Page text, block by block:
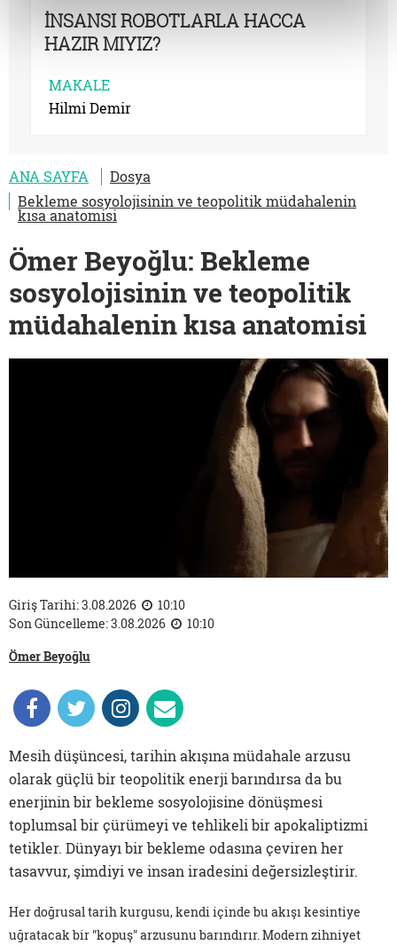
İNSANSI ROBOTLARLA HACCA
HAZIR MIYIZ?
MAKALE
Hilmi Demir
ANA SAYFA
Dosya
Bekleme sosyolojisinin ve teopolitik müdahalenin
kısa anatomisi
Ömer Beyoğlu: Bekleme
sosyolojisinin ve teopolitik
müdahalenin kısa anatomisi
Giriş Tarihi: 3.08.2026
10:10
Son Güncelleme: 3.08.2026
10:10
Ömer Beyoğlu
Mesih düşüncesi, tarihin akışına müdahale arzusu
olarak güçlü bir teopolitik enerji barındırsa da bu
enerjinin bir bekleme sosyolojisine dönüşmesi
toplumsal bir çürümeyi ve tehlikeli bir apokaliptizmi
tetikler. Dünyayı bir bekleme odasına çeviren her
tasavvur, şimdiyi ve insan iradesini değersizleştirir.
Her doğrusal tarih kurgusu, kendi içinde bu akışı kesintiye
uğratacak bir "kopuş" arzusunu barındırır. Modern zihniyet